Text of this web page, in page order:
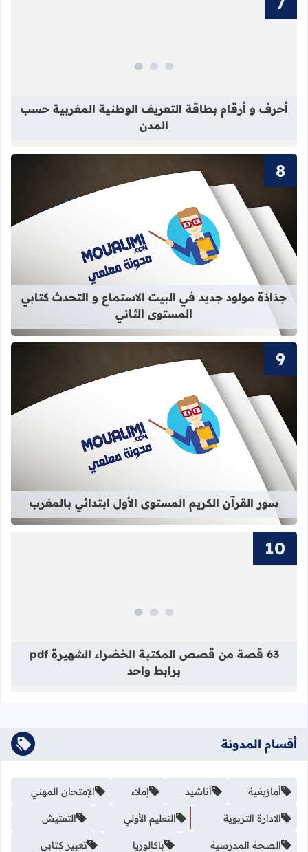
أحرف و أرقام بطاقة التعريف الوطنية المغربية حسب
المدن
قراءة المزيد عن جذاذة مولود جديد
جذاذة مولود جديد في البيت الاستماع و التحدث كتابي
المستوى الثاني
قراءة المزيد عن سور القرآن الكريم
سور القرآن الكريم المستوى الأول ابتدائي بالمغرب
63 قصة من قصص المكتبة الخضراء الشهيرة pdf
برابط واحد
أقسام المدونة
أمازيغية أناشيد إملاء الإمتحان المهني
الادارة التربوية التعليم الأولي التفتيش